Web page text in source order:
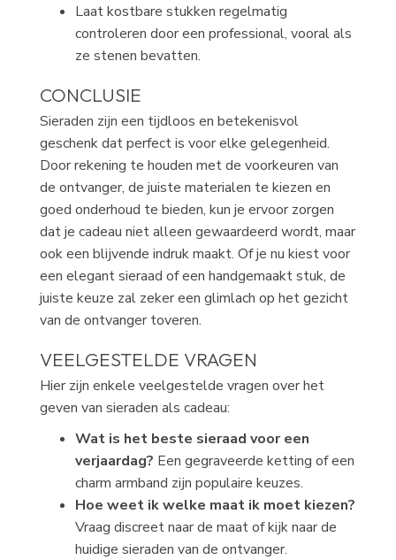
Laat kostbare stukken regelmatig
controleren door een professional, vooral als
ze stenen bevatten.
CONCLUSIE
Sieraden zijn een tijdloos en betekenisvol
geschenk dat perfect is voor elke gelegenheid.
Door rekening te houden met de voorkeuren van
de ontvanger, de juiste materialen te kiezen en
goed onderhoud te bieden, kun je ervoor zorgen
dat je cadeau niet alleen gewaardeerd wordt, maar
ook een blijvende indruk maakt. Of je nu kiest voor
een elegant sieraad of een handgemaakt stuk, de
juiste keuze zal zeker een glimlach op het gezicht
van de ontvanger toveren.
VEELGESTELDE VRAGEN
Hier zijn enkele veelgestelde vragen over het
geven van sieraden als cadeau:
Wat is het beste sieraad voor een
verjaardag? Een gegraveerde ketting of een
charm armband zijn populaire keuzes.
Hoe weet ik welke maat ik moet kiezen?
Vraag discreet naar de maat of kijk naar de
huidige sieraden van de ontvanger.